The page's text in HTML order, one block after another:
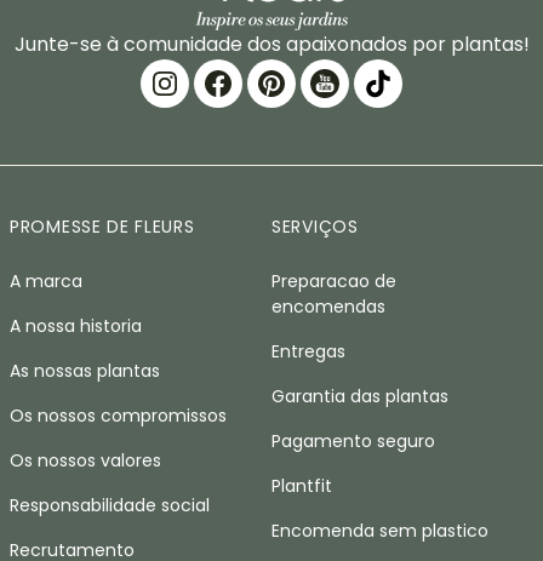
Junte-se à comunidade dos apaixonados por plantas!
PROMESSE DE FLEURS
A marca
A nossa historia
As nossas plantas
Os nossos compromissos
Os nossos valores
Responsabilidade social
Recrutamento
SERVIÇOS
Preparacao de
encomendas
Entregas
Garantia das plantas
Pagamento seguro
Plantfit
Encomenda sem plastico